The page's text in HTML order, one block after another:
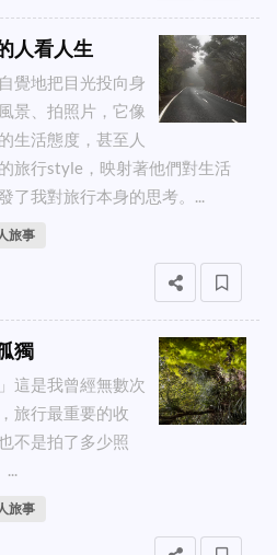
人看人生
覺地把目光投向身
景、拍照片，它像
生活態度，甚至人
旅行style，映射著他們對生活
了我對旅行本身的思考。...
旅事
獨
這是我曾經無數次
旅行最重要的收
不是拍了多少照
...
旅事